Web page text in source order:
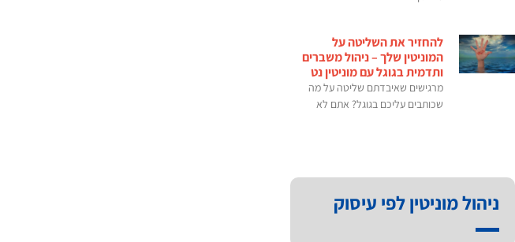
להחזיר את השליטה על
המוניטין שלך – ניהול משברים
ותדמית בגוגל עם מוניטין נט
מרגישים שאיבדתם שליטה על מה
שכותבים עליכם בגוגל? אתם לא
ניהול מוניטין לפי עיסוק